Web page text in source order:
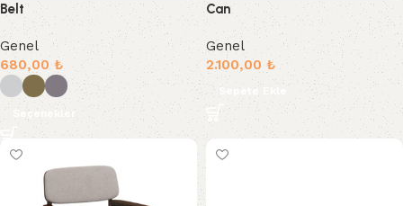
Belt
Genel
680,00₺
Seçenekler
Can
Genel
2.100,00 ₺
Sepete Ekle